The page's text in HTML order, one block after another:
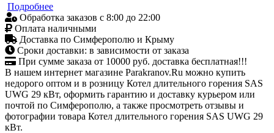
Подробнее
Обработка заказов с 8:00 до 22:00
Оплата наличными
Доставка по Симферополю и Крыму
Сроки доставки: в зависимости от заказа
При сумме заказа от 10000 руб. доставка бесплатная!!!
В нашем интернет магазине Parakranov.Ru можно купить
недорого оптом и в розницу Котел длительного горения SAS
UWG 29 кВт, оформить гарантию и доставку курьером или
почтой по Симферополю, а также просмотреть отзывы и
фотографии товара Котел длительного горения SAS UWG 29
кВт.